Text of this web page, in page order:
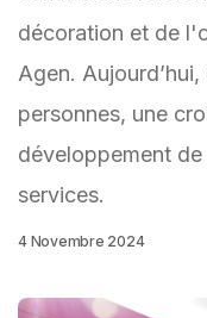
décoration et de
Agen.
personnes, une
développement de
services.
4 Novembre 2024